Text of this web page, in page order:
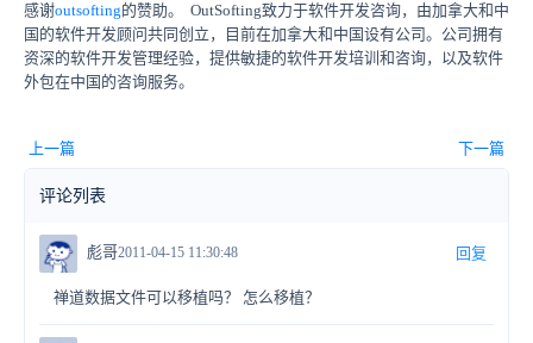
感谢outsofting的赞助。 OutSofting致力于软件开发咨询，由加拿大和中
国的软件开发顾问共同创立，目前在加拿大和中国设有公司。公司拥有
资深的软件开发管理经验，提供敏捷的软件开发培训和咨询，以及软件
外包在中国的咨询服务。
上一篇 下一篇
评论列表
彪哥2011-04-15 11:30:48 回复
禅道数据文件可以移植吗？ 怎么移植？